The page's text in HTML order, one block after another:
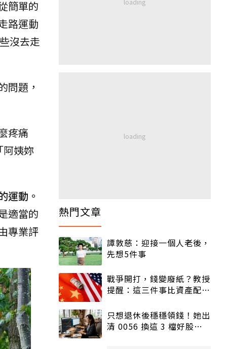
簡單的
路運動
沒去走
問題，
疼痛
姨妳
運動。
適當的
專業評
熱門文章
譚敦慈：迎接一個人老後，
先想5件事
戰爭開打，錢變廢紙？教授
提醒：這三件事比資產配置
只想退休後穩穩領錢！她出
清 0056 換這 3 檔好股：